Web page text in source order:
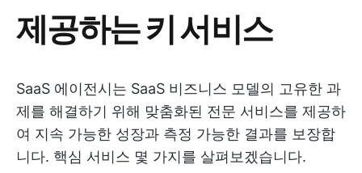
제공하는 키 서비스
SaaS 에이전시는 SaaS 비즈니스 모델의 고유한 과
제를 해결하기 위해 맞춤화된 전문 서비스를 제공하
여 지속 가능한 성장과 측정 가능한 결과를 보장합
니다. 핵심 서비스 몇 가지를 살펴보겠습니다.